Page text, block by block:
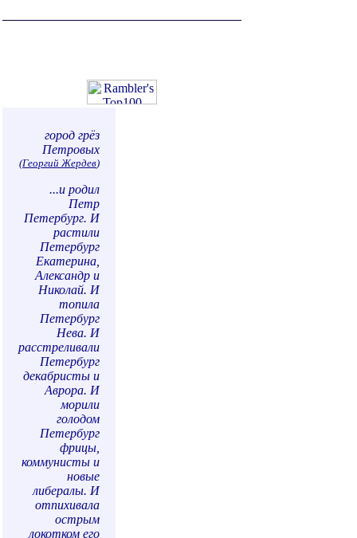
город грёз
Петровых
(Георгий Жердев)
...и родил
Петр
Петербург. И
растили
Петербург
Екатерина,
Александр и
Николай. И
топила
Петербург
Нева. И
расстреливали
Петербург
декабристы и
Аврора. И
морили
голодом
Петербург
фрицы,
коммунисты и
новые
либералы. И
отпихивала
острым
локотком его